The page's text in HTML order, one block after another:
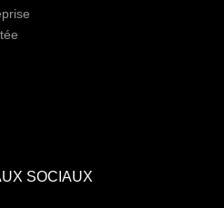
SOCIAUX